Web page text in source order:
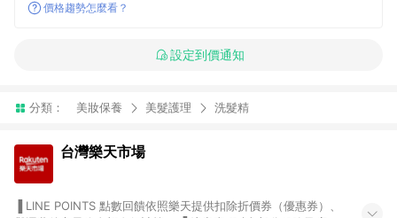
價格趨勢怎麼看？
設定到價通知
分類： 美妝保養 美髮護理 洗髮精
台灣樂天市場